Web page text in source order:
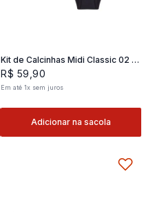
Kit de Calcinhas Midi Classic 02 -
2 und
R$ 59 ,90
Em até 1x sem juros
Adicionar na sacola